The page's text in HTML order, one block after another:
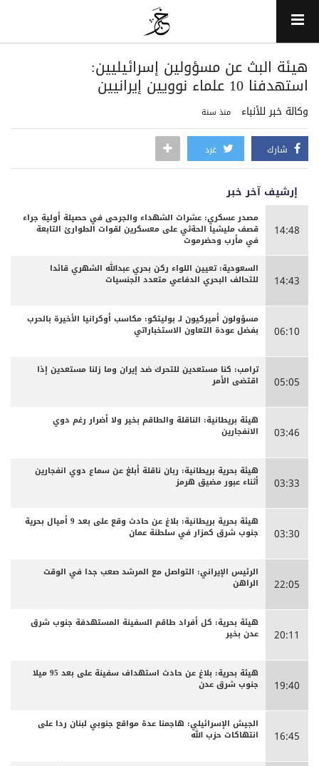
هيئة البث عن مسؤولين إسرائيليين:
استهدفنا 10 علماء نوويين إيرانيين
وكالة خبر للأنباء منذ سنة
شارك غرد
إرشيف آخر خبر
14:48
مصدر عسكري: عشرات الشهداء والجرحى ‏في حصيلة أولية جراء
قصف مليشيا الحةثي على معسكرين لقوات الطوارئ التابعة
في مأرب وحضرموت
14:43
السعودية: تعيين اللواء ركن بحري عبدالله الشهري قائدا
للتحالف البحري الدفاعي متعدد الجنسيات
06:10
مسؤولون أميركيون لـ بوليتكو: مكاسب أوكرانيا الأخيرة بالحرب
بفضل عودة التعاون الاستخباراتي
05:05
ترامب: كنا مستعدين للتحرك ضد إيران وما زلنا مستعدين إذا
اقتضى الأمر
03:46
هيئة بريطانية: الناقلة والطاقم بخير ولا أضرار رغم دوي
الانفجارين
03:33
هيئة بحرية بريطانية: ربان ناقلة أبلغ عن سماع دوي انفجارين
أثناء عبور مضيق هرمز
03:30
هيئة بحرية بريطانية: بلاغ عن حادث وقع على بعد 9 أميال بحرية
جنوب شرق كمزار في سلطنة عمان
22:05
الرئيس الإيراني: التواصل مع المرشد صعب جدا في الوقت
الراهن
20:11
هيئة بحرية: كل أفراد طاقم السفينة المستهدفة جنوب شرق
عدن بخير
19:40
هيئة بحرية: بلاغ عن حادث استهداف سفينة على بعد 95 ميلا
جنوب شرق عدن
16:45
الجيش الإسرائيلي: هاجمنا عدة مواقع جنوبي لبنان ردا على
انتهاكات حزب الله